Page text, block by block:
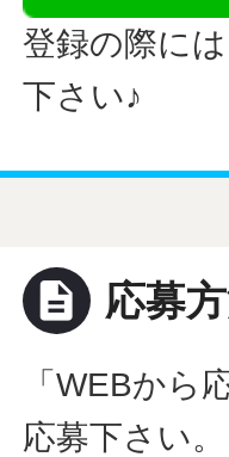
登録の際に
下さい♪
description 応募
「WEBから
応募下さい。